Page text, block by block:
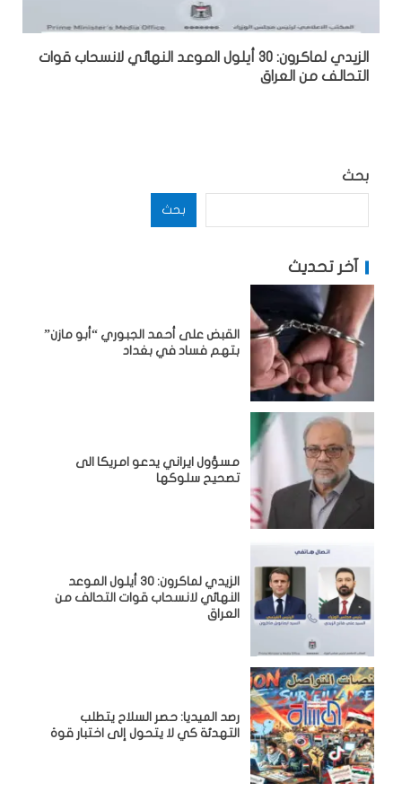
الزيدي لماكرون: 30 أيلول الموعد النهائي لانسحاب قوات
التحالف من العراق
بحث
بحث
آخر تحديث
القبض على أحمد الجبوري “أبو مازن”
بتهم فساد في بغداد
مسؤول ايراني يدعو امريكا الى
تصحيح سلوكها
الزيدي لماكرون: 30 أيلول الموعد
النهائي لانسحاب قوات التحالف من
العراق
رصد الميديا: حصر السلاح يتطلب
التهدئة كي لا يتحول إلى اختبار قوة